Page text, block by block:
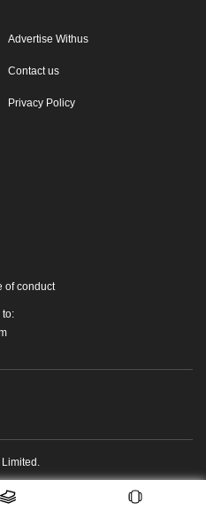
Advertise Withus
Contact us
Privacy Policy
of conduct
to: